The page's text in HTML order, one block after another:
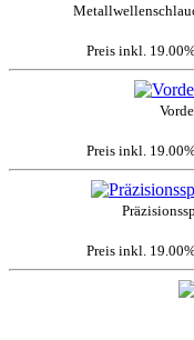
Preis inkl.
Preis inkl.
Preis inkl.